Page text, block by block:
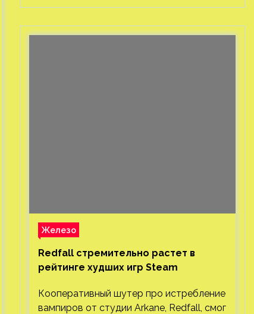
Железо
Redfall стремительно растет в
рейтинге худших игр Steam
Кооперативный шутер про истребление
вампиров от студии Arkane, Redfall, смог